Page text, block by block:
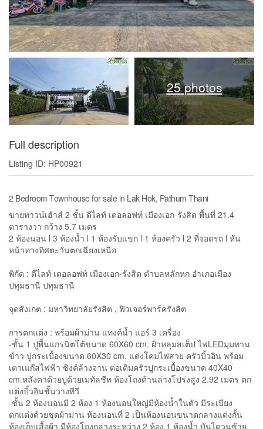
25 photos
Full description
Listing ID: HP00921
2 Bedroom Townhouse for sale in Lak Hok, Pathum Thani
ขายทาวน์เฮ้าส์ 2 ชั้น ดีไลท์ เดอลอฟท์ เมืองเอก-รังสิต พื้นที่ 21.4
ตารางวา กว้าง 5.7 เมตร
2 ห้องนอน l 3 ห้องน้ำ l 1 ห้องรับแขก l 1 ห้องครัว l 2 ที่จอดรถ l หัน
หน้าทางทิศตะวันตกเฉียงเหนือ
พิกัด : ดีไลท์ เดอลอฟท์ เมืองเอก-รังสิต ตำบลหลักหก อำเภอเมือง
ปทุมธานี ปทุมธานี
จุดสังเกต : มหาวิทยาลัยรังสิต , ฟิวเจอร์พาร์ครังสิต
การตกแต่ง : พร้อมผ้าม่าน แทงค์น้ำ แอร์ 3 เครื่อง
-ชั้น 1 ปูพื้นแกรนิตโต้ขนาด 60X60 cm. ฝ้าหลุมสเต็ป ไฟLEDมุมทาน
ข้าว ปูกระเบื้องขนาด 60X30 cm. แต่งโคมไฟสวย ครัวบิ้วอิน พร้อม
เตาเแก๊สไฟฟ้า ซิงค์ล้างจาน ต่อเติมครัวปูกระเบื้องขนาด 40X40
cm.หลังคาด้วยปูด้วยเมทัลชีท ห้องโถงด้านล่างโปร่งสูง 2.92 เมตร ตก
แต่งบิ้วอินชั้นวางทีวี
-ชั้น 2 ห้องนอนมี 2 ห้อง 1 ห้องนอนใหญ่มีห้องน้ำในตัว มีระเบียง
ตกแต่งด้วยชุดผ้าม่าน ห้องนอนที่ 2 เป็นห้องนอนขนาดกลางแต่งกั้น
ห้องเก็บเสื้อผ้า มีห้องโถงกลางระหว่าง 2 ห้อง 1 ห้องน้ำ บันไดวนซ้าย